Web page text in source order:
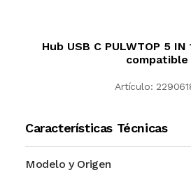
Hub USB C PULWTOP 5 IN
compatible
Artículo:
Características Técnicas
Modelo y Origen